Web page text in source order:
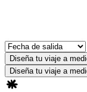
Diseña tu viaje a
Diseña tu viaje a